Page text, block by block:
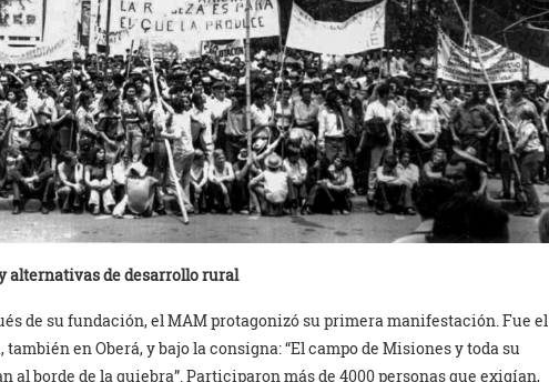
alternativas de desarrollo rural
de su fundación, el MAM protagonizó su primera manifestación. Fue el
también en Oberá, y bajo la consigna: “El campo de Misiones y toda su
al borde de la quiebra”. Participaron más de 4000 personas que exigían,